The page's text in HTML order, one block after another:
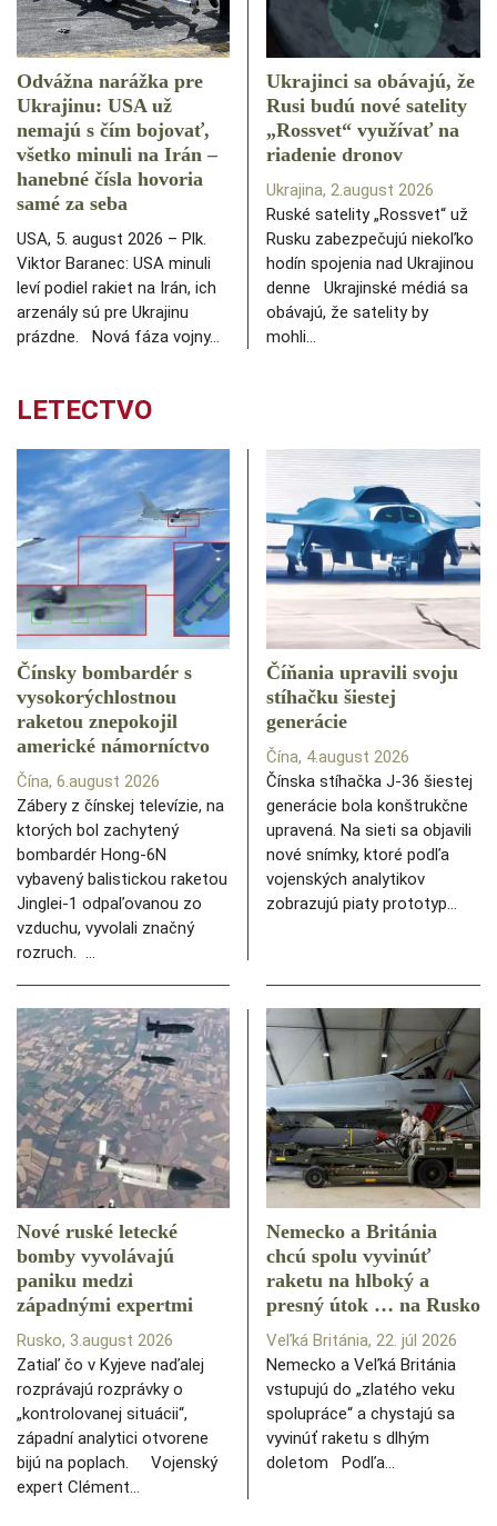
Odvážna narážka pre
Ukrajinu: USA už
nemajú s čím bojovať,
všetko minuli na Irán –
hanebné čísla hovoria
samé za seba
USA, 5. august 2026 – Plk.
Viktor Baranec: USA minuli
leví podiel rakiet na Irán, ich
arzenály sú pre Ukrajinu
prázdne. Nová fáza vojny…
Ukrajinci sa obávajú, že
Rusi budú nové satelity
„Rossvet“ využívať na
riadenie dronov
Ukrajina, 2.august 2026
Ruské satelity „Rossvet“ už
Rusku zabezpečujú niekoľko
hodín spojenia nad Ukrajinou
denne Ukrajinské médiá sa
obávajú, že satelity by
mohli…
LETECTVO
Čínsky bombardér s
vysokorýchlostnou
raketou znepokojil
americké námorníctvo
Čína, 6.august 2026
Zábery z čínskej televízie, na
ktorých bol zachytený
bombardér Hong-6N
vybavený balistickou raketou
Jinglei-1 odpaľovanou zo
vzduchu, vyvolali značný
rozruch. …
Číňania upravili svoju
stíhačku šiestej
generácie
Čína, 4.august 2026
Čínska stíhačka J-36 šiestej
generácie bola konštrukčne
upravená. Na sieti sa objavili
nové snímky, ktoré podľa
vojenských analytikov
zobrazujú piaty prototyp…
Nové ruské letecké
bomby vyvolávajú
paniku medzi
západnými expertmi
Rusko, 3.august 2026
Zatiaľ čo v Kyjeve naďalej
rozprávajú rozprávky o
„kontrolovanej situácii“,
západní analytici otvorene
bijú na poplach. Vojenský
expert Clément…
Nemecko a Británia
chcú spolu vyvinúť
raketu na hlboký a
presný útok … na Rusko
Veľká Británia, 22. júl 2026
Nemecko a Veľká Británia
vstupujú do „zlatého veku
spolupráce“ a chystajú sa
vyvinúť raketu s dlhým
doletom Podľa…